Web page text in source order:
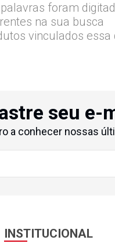
foram
na sua busca
vinculados
seu e-
a conhecer nossas
INSTITUCIONAL